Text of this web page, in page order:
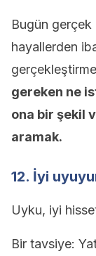
Bugün
hayallerden
gereken ne
ona bir şekil
aramak.
12. İyi
Uyku, iyi
Bir tavsiye: